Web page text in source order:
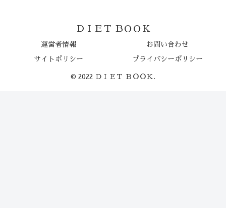
ＤＩＥＴ ＢＯＯＫ
運営者情報 お問い合わせ
サイトポリシー プライバシーポリシー
© 2022 ＤＩＥＴ ＢＯＯＫ.